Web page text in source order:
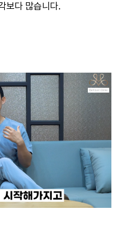
보다 많습니다.